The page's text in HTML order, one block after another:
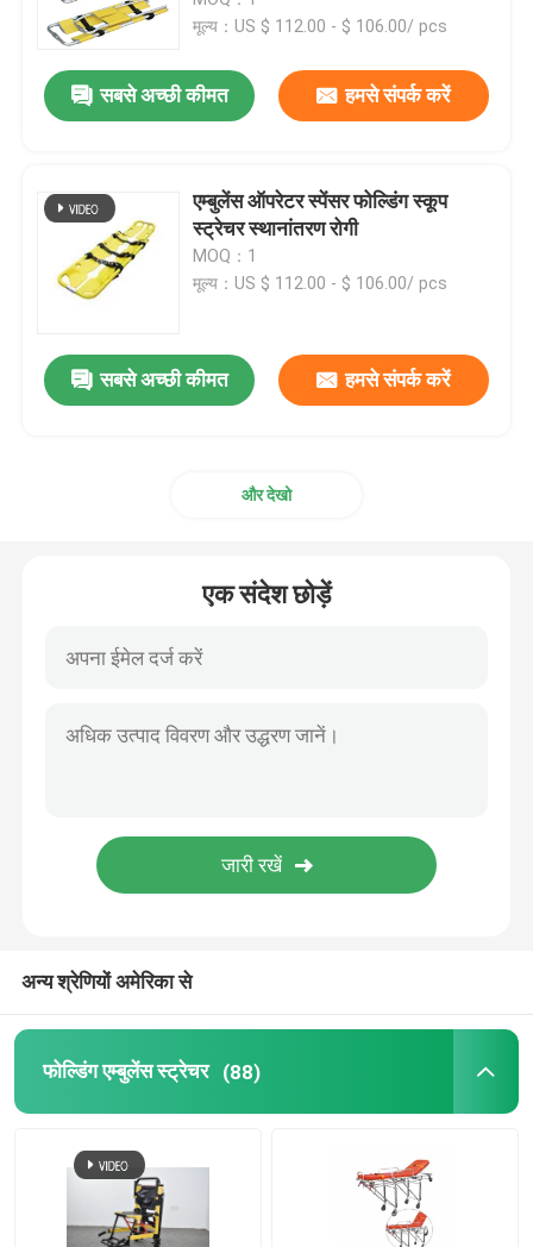
फोल्डिंग स्कूप स्ट्रेचर
सीढ़ी कुर्सी स्ट्रेचर
आपातकालीन बचाव स्ट्रेचर
इलेक्ट्रिक परीक्षा बिस्तर
सर्जिकल ऑपरेटिंग टेबल
प्रसूति बिस्तर
चिकित्सा उपकरण ट्रॉली
आपातकालीन मोबाइल स्ट्रेचर
मूल्य：US $ 112.00 - $ 106.00/ pcs
सबसे अच्छी कीमत हमसे संपर्क करें
एम्बुलेंस ऑपरेटर स्पेंसर फोल्डिंग स्कूप
स्ट्रेचर स्थानांतरण रोगी
MOQ：1
मूल्य：US $ 112.00 - $ 106.00/ pcs
सबसे अच्छी कीमत हमसे संपर्क करें
और देखो
एक संदेश छोड़ें
अन्य श्रेणियों अमेरिका से
फोल्डिंग एम्बुलेंस स्ट्रेचर (88)